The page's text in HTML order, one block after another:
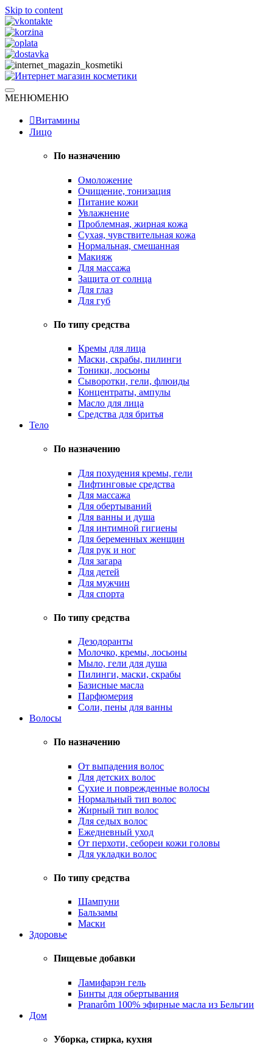
Skip to content
Интернет магазин косметики
Натуральная косметика
МЕНЮМЕНЮ
Витамины
Лицо
По назначению
Омоложение
Очищение, тонизация
Питание кожи
Увлажнение
Проблемная, жирная кожа
Сухая, чувствительная кожа
Нормальная, смешанная
Макияж
Для массажа
Защита от солнца
Для глаз
Для губ
По типу средства
Кремы для лица
Маски, скрабы, пилинги
Тоники, лосьоны
Сыворотки, гели, флюиды
Концентраты, ампулы
Масло для лица
Средства для бритья
Тело
По назначению
Для похудения кремы, гели
Лифтинговые средства
Для массажа
Для обертываний
Для ванны и душа
Для интимной гигиены
Для беременных женщин
Для рук и ног
Для загара
Для детей
Для мужчин
Для спорта
По типу средства
Дезодоранты
Молочко, кремы, лосьоны
Мыло, гели для душа
Пилинги, маски, скрабы
Базисные масла
Парфюмерия
Соли, пены для ванны
Волосы
По назначению
От выпадения волос
Для детских волос
Сухие и поврежденные волосы
Нормальный тип волос
Жирный тип волос
Для седых волос
Ежедневный уход
От перхоти, себореи кожи головы
Для укладки волос
По типу средства
Шампуни
Бальзамы
Маски
Здоровье
Пищевые добавки
Ламифарэн гель
Бинты для обертывания
Pranarôm 100% эфирные масла из Бельгии
Дом
Уборка, стирка, кухня